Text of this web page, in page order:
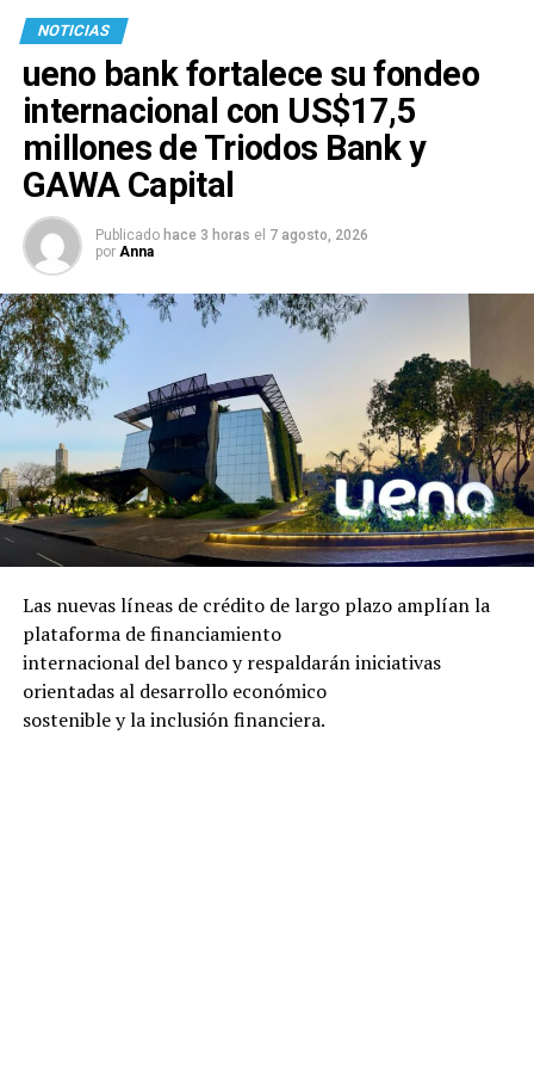
NOTICIAS
ueno bank fortalece su fondeo
internacional con US$17,5
millones de Triodos Bank y
GAWA Capital
Publicado hace 3 horas el 7 agosto, 2026
por Anna
Las nuevas líneas de crédito de largo plazo amplían la
plataforma de financiamiento
internacional del banco y respaldarán iniciativas
orientadas al desarrollo económico
sostenible y la inclusión financiera.